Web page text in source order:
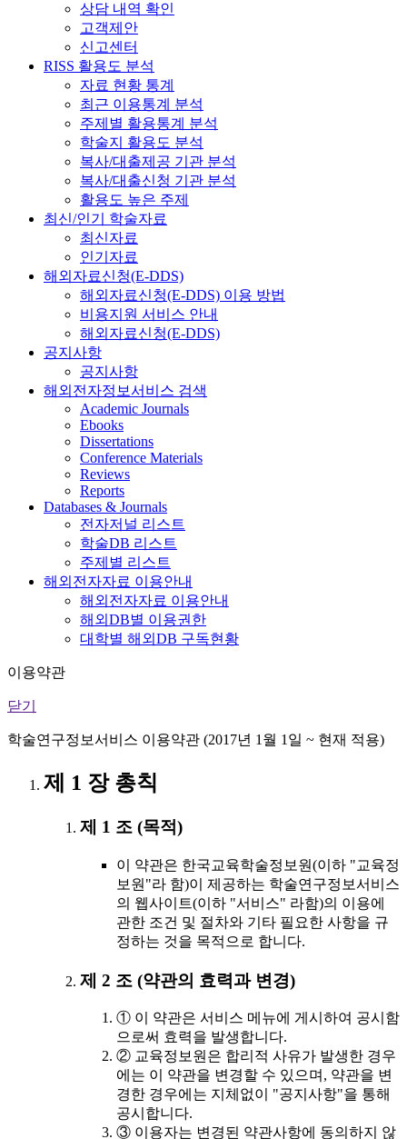
상담 내역 확인
고객제안
신고센터
RISS 활용도 분석
자료 현황 통계
최근 이용통계 분석
주제별 활용통계 분석
학술지 활용도 분석
복사/대출제공 기관 분석
복사/대출신청 기관 분석
활용도 높은 주제
최신/인기 학술자료
최신자료
인기자료
해외자료신청(E-DDS)
해외자료신청(E-DDS) 이용 방법
비용지원 서비스 안내
해외자료신청(E-DDS)
공지사항
공지사항
해외전자정보서비스 검색
Academic Journals
Ebooks
Dissertations
Conference Materials
Reviews
Reports
Databases & Journals
전자저널 리스트
학술DB 리스트
주제별 리스트
해외전자자료 이용안내
해외전자자료 이용안내
해외DB별 이용권한
대학별 해외DB 구독현황
이용약관
닫기
학술연구정보서비스 이용약관 (2017년 1월 1일 ~ 현재 적용)
제 1 장 총칙
제 1 조 (목적)
이 약관은 한국교육학술정보원(이하 "교육정
보원"라 함)이 제공하는 학술연구정보서비스
의 웹사이트(이하 "서비스" 라함)의 이용에
관한 조건 및 절차와 기타 필요한 사항을 규
정하는 것을 목적으로 합니다.
제 2 조 (약관의 효력과 변경)
① 이 약관은 서비스 메뉴에 게시하여 공시함
으로써 효력을 발생합니다.
② 교육정보원은 합리적 사유가 발생한 경우
에는 이 약관을 변경할 수 있으며, 약관을 변
경한 경우에는 지체없이 "공지사항"을 통해
공시합니다.
③ 이용자는 변경된 약관사항에 동의하지 않